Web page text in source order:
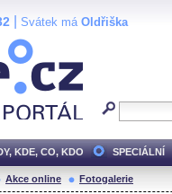
Svátek má Oldřiška
KDE, CO, KDO SPECIÁLNÍ
Akce online Fotogalerie